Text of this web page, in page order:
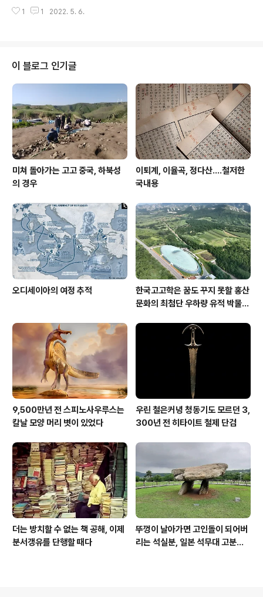
을 주축으로 삼아 너비 100㎝인 十자둑을 설치해 진행했
목차 정도만 훑었으니, 요새는 오래 책을 붙잡지 못해 언제
학도로 주로 신라사에 천착하는 저자한테는 6번째 정도 단
행본이 아닌가 하거니와, 서문을 읽다가 느닷없이 내 이름
이 보여서 맥락을 살피니 《황금의 나라 신라》(2004, 김영
사) 출간에 얽힌 기억을 끄집어낸 것이 아닌가? 그 서문은
서문이라기보다는 자신의 고고학 여정을 간략히 정리하면
서 주변 사람들과의 교유를 간..
1 1 2022. 5. 6.
이 블로그 인기글
미쳐 돌아가는 고고 중국, 하북성
의 경우
이퇴계, 이율곡, 정다산....철저한
국내용
오디세이아의 여정 추적
한국고고학은 꿈도 꾸지 못할 홍산
문화의 최첨단 우하량 유적 박물관
9,500만년 전 스피노사우루스는
칼날 모양 머리 볏이 있었다
우린 철은커녕 청동기도 모르던 3,
300년 전 히타이트 철제 단검
더는 방치할 수 없는 책 공해, 이제
분서갱유를 단행할 때다
뚜껑이 날아가면 고인돌이 되어버
리는 석실분, 일본 석무대 고분의